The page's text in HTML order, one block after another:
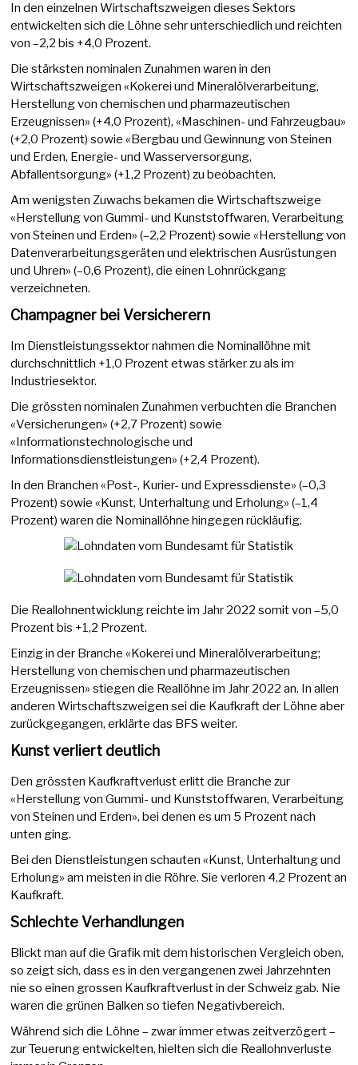
In den einzelnen Wirtschaftszweigen dieses Sektors
entwickelten sich die Löhne sehr unterschiedlich und reichten
von –2,2 bis +4,0 Prozent.
Die stärksten nominalen Zunahmen waren in den
Wirtschaftszweigen «Kokerei und Mineralölverarbeitung,
Herstellung von chemischen und pharmazeutischen
Erzeugnissen» (+4,0 Prozent), «Maschinen- und Fahrzeugbau»
(+2,0 Prozent) sowie «Bergbau und Gewinnung von Steinen
und Erden, Energie- und Wasserversorgung,
Abfallentsorgung» (+1,2 Prozent) zu beobachten.
Am wenigsten Zuwachs bekamen die Wirtschaftszweige
«Herstellung von Gummi- und Kunststoffwaren, Verarbeitung
von Steinen und Erden» (–2,2 Prozent) sowie «Herstellung von
Datenverarbeitungsgeräten und elektrischen Ausrüstungen
und Uhren» (–0,6 Prozent), die einen Lohnrückgang
verzeichneten.
Champagner bei Versicherern
Im Dienstleistungssektor nahmen die Nominallöhne mit
durchschnittlich +1,0 Prozent etwas stärker zu als im
Industriesektor.
Die grössten nominalen Zunahmen verbuchten die Branchen
«Versicherungen» (+2,7 Prozent) sowie
«Informationstechnologische und
Informationsdienstleistungen» (+2,4 Prozent).
In den Branchen «Post-, Kurier- und Expressdienste» (–0,3
Prozent) sowie «Kunst, Unterhaltung und Erholung» (–1,4
Prozent) waren die Nominallöhne hingegen rückläufig.
Die Reallohnentwicklung reichte im Jahr 2022 somit von –5,0
Prozent bis +1,2 Prozent.
Einzig in der Branche «Kokerei und Mineralölverarbeitung;
Herstellung von chemischen und pharmazeutischen
Erzeugnissen» stiegen die Reallöhne im Jahr 2022 an. In allen
anderen Wirtschaftszweigen sei die Kaufkraft der Löhne aber
zurückgegangen, erklärte das BFS weiter.
Kunst verliert deutlich
Den grössten Kaufkraftverlust erlitt die Branche zur
«Herstellung von Gummi- und Kunststoffwaren, Verarbeitung
von Steinen und Erden», bei denen es um 5 Prozent nach
unten ging.
Bei den Dienstleistungen schauten «Kunst, Unterhaltung und
Erholung» am meisten in die Röhre. Sie verloren 4,2 Prozent an
Kaufkraft.
Schlechte Verhandlungen
Blickt man auf die Grafik mit dem historischen Vergleich oben,
so zeigt sich, dass es in den vergangenen zwei Jahrzehnten
nie so einen grossen Kaufkraftverlust in der Schweiz gab. Nie
waren die grünen Balken so tiefen Negativbereich.
Während sich die Löhne – zwar immer etwas zeitverzögert –
zur Teuerung entwickelten, hielten sich die Reallohnverluste